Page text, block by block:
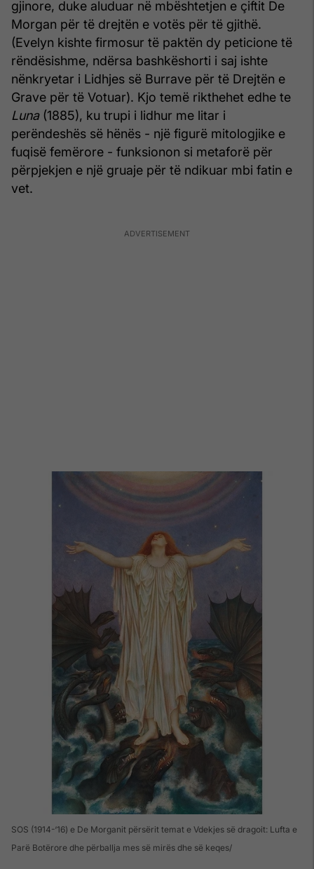
gjinore, duke aluduar në mbështetjen e çiftit De
Morgan për të drejtën e votës për të gjithë.
(Evelyn kishte firmosur të paktën dy peticione të
rëndësishme, ndërsa bashkëshorti i saj ishte
nënkryetar i Lidhjes së Burrave për të Drejtën e
Grave për të Votuar). Kjo temë rikthehet edhe te
Luna(1885), ku trupi i lidhur me litar i
perëndeshës së hënës - një figurë mitologjike e
fuqisë femërore - funksionon si metaforë për
përpjekjen e një gruaje për të ndikuar mbi fatin e
vet.
SOS (1914-‘16) e De Morganit përsërit temat e Vdekjes së dragoit: Lufta e
Parë Botërore dhe përballja mes së mirës dhe së keqes